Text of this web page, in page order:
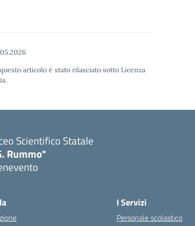
articolo è stato rilasciato sotto Licenza
Scientifico Statale
Rummo"
I Servizi
Personale scolastico